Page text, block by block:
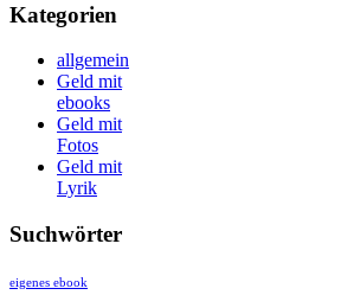
Kategorien
allgemein
Geld mit
ebooks
Geld mit
Fotos
Geld mit
Lyrik
Suchwörter
eigenes ebook